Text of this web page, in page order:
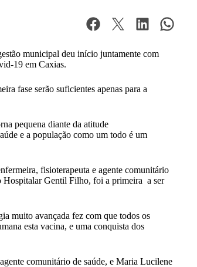
municipal deu início juntamente com
19 em Caxias.
fase serão suficientes apenas para a
pequena diante da atitude
e a população como um todo é um
fisioterapeuta e agente comunitário
Hospitalar Gentil Filho, foi a primeira a ser
muito avançada fez com que todos os
esta vacina, e uma conquista dos
comunitário de saúde, e Maria Lucilene